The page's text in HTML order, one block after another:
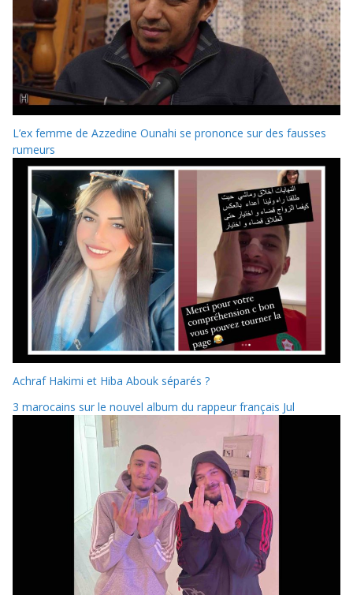
L’ex femme de Azzedine Ounahi se prononce sur des fausses
rumeurs
Achraf Hakimi et Hiba Abouk séparés ?
3 marocains sur le nouvel album du rappeur français Jul